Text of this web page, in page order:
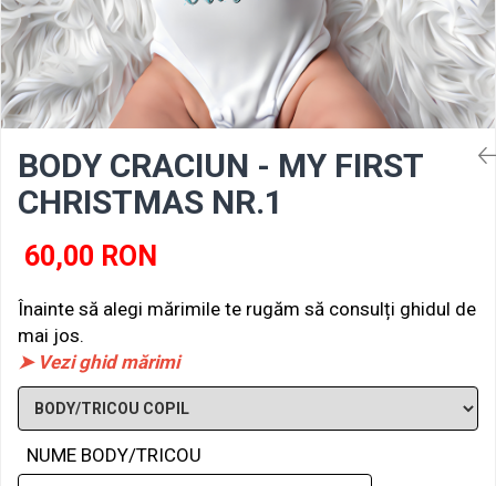
BODY CRACIUN - MY FIRST
CHRISTMAS NR.1
60,00 RON
Înainte să alegi mărimile te rugăm să consulți ghidul de
mai jos.
➤ Vezi ghid mărimi
NUME BODY/TRICOU